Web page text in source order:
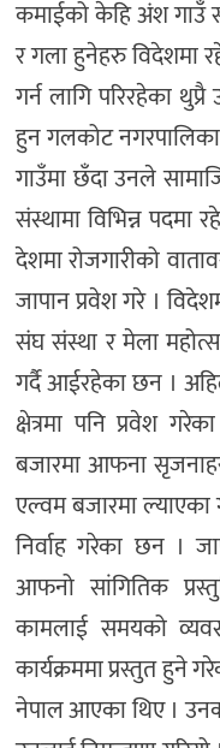
कमाईको केहि अंश गाउँ
र गला हुनेहरु विदेशमा
गर्न लागि परिरहेका
हुन गलकोट
गाउँमा छँदा उनले
संस्थामा विभिन्न पदमा
देशमा रोजगारीको
जापान प्रवेश गरे ।
संघ संस्था र मेला
गर्दै आईरहेका छन ।
क्षेत्रमा पनि प्रवेश
बजारमा आफना
एल्वम बजारमा
निर्वाह गरेका छन ।
आफनो सांगितिक
कामलाई समयको
कार्यक्रममा प्रस्तुत हुने
नेपाल आएका थिए ।